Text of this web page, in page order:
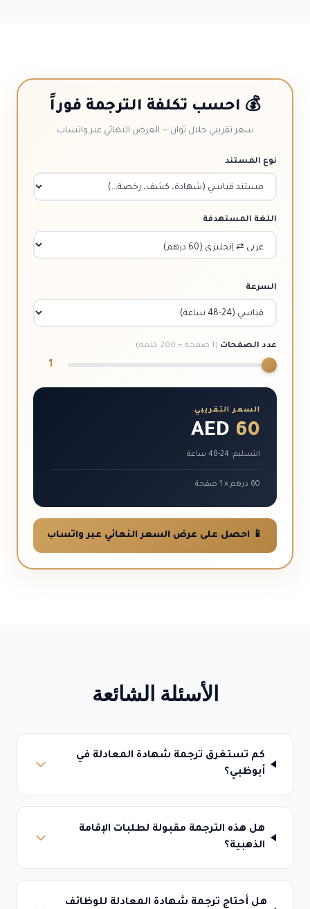
💰 احسب تكلفة الترجمة فوراً
سعر تقريبي خلال ثوان — العرض النهائي عبر واتساب
نوع المستند
اللغة المستهدفة
السرعة
عدد الصفحات (1 صفحة = 200 كلمة)
1
السعر التقريبي
AED 60
التسليم: 24-48 ساعة
60 درهم × 1 صفحة
📱 احصل على عرض السعر النهائي عبر واتساب
الأسئلة الشائعة
كم تستغرق ترجمة شهادة المعادلة في
أبوظبي؟
هل هذه الترجمة مقبولة لطلبات الإقامة
الذهبية؟
هل أحتاج ترجمة شهادة المعادلة للوظائف